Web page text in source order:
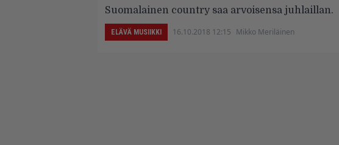
Suomalainen country saa arvoisensa juhlaillan.
ELÄVÄ MUSIIKKI 16.10.2018 12:15 Mikko Meriläinen